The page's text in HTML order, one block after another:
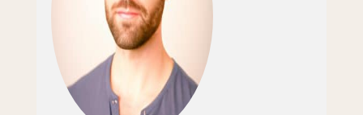
confortable
lorsque vous êtes
assis. En outre, il y
a des coussinets
antidérapants sous